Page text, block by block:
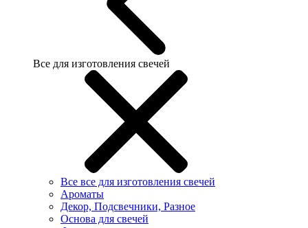
Все для изготовления свечей
Все все для изготовления свечей
Ароматы
Декор, Подсвечники, Разное
Основа для свечей